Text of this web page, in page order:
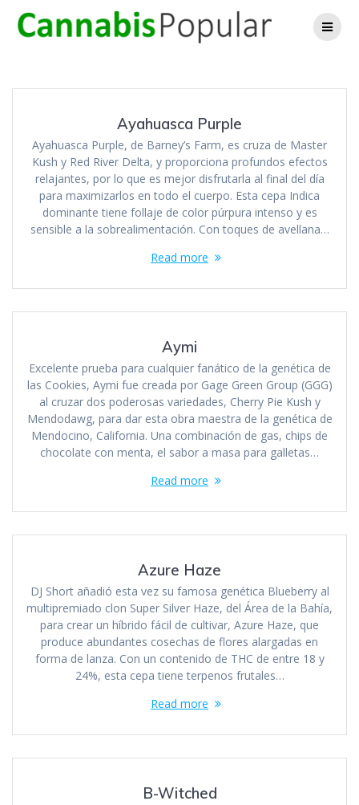
to
content
Ayahuasca Purple
Ayahuasca Purple, de Barney’s Farm, es cruza de Master
Kush y Red River Delta, y proporciona profundos efectos
relajantes, por lo que es mejor disfrutarla al final del día
para maximizarlos en todo el cuerpo. Esta cepa Indica
dominante tiene follaje de color púrpura intenso y es
sensible a la sobrealimentación. Con toques de avellana…
Read more
Aymi
Excelente prueba para cualquier fanático de la genética de
las Cookies, Aymi fue creada por Gage Green Group (GGG)
al cruzar dos poderosas variedades, Cherry Pie Kush y
Mendodawg, para dar esta obra maestra de la genética de
Mendocino, California. Una combinación de gas, chips de
chocolate con menta, el sabor a masa para galletas…
Read more
Azure Haze
DJ Short añadió esta vez su famosa genética Blueberry al
multipremiado clon Super Silver Haze, del Área de la Bahía,
para crear un híbrido fácil de cultivar, Azure Haze, que
produce abundantes cosechas de flores alargadas en
forma de lanza. Con un contenido de THC de entre 18 y
24%, esta cepa tiene terpenos frutales…
Read more
B-Witched